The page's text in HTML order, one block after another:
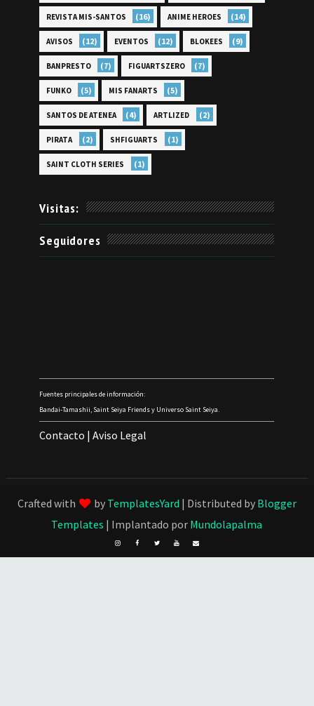
REVISTA MIS-SANTOS (16) ANIME HEROES (14)
AVISOS (12) EVENTOS (12) BLOKEES (9)
BANPRESTO (7) FIGUARTSZERO (7)
FUNKO (5) MIS FANARTS (5)
SANTOS DE ATENEA (4) ARTLIZED (2)
PIRATA (2) SHFIGUARTS (1)
SAINT CLOTH SERIES (1)
Visitas:
Seguidores
Fuentes principales de información:
Bandai-Tamashii, Saint Seiya Friends y Universo Saint Seiya.
Contacto |Aviso Legal
Crafted with by TemplatesYard | Distributed by Blogger
Templates | Implantado por Mundolapalma